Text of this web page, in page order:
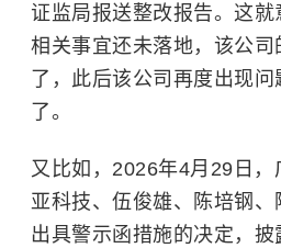
证监局报送整改报告。这
相关事宜还未落地，该公
了，此后该公司再度出现
了。
又比如，2026年4月29日
亚科技、伍俊雄、陈培钢
出具警示函措施的决定，